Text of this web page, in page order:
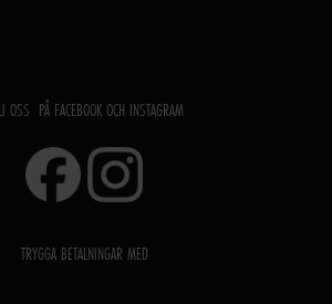
OSS PÅ FACEBOOK OCH INSTAGRAM
TRYGGA BETALNINGAR MED